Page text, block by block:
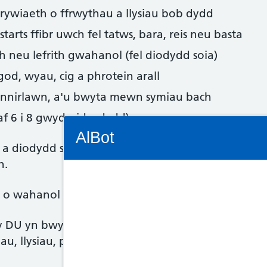
o ffrwythau a llysiau bob dydd
ffibr uwch fel tatws, bara, reis neu basta
neu lefrith gwahanol (fel diodydd soia)
wyau, cig a phrotein arall
a'u bwyta mewn symiau bach
6 i 8 gwydraid y dydd)
diodydd sy'n cynnwys llawer o fraster, halen a
wahanol fwydydd o'r 5 prif grŵp bwyd i gael
yn bwyta ac yn yfed gormod o galorïau,
llysiau, pysgod olewog na ffibr.
AlBot